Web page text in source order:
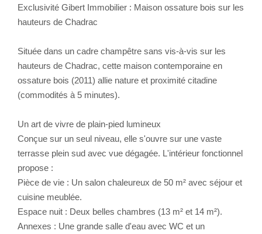
Newsletters
CONTACT
Exclusivité Gibert Immobilier : Maison ossature bois sur les
hauteurs de Chadrac
Située dans un cadre champêtre sans vis-à-vis sur les
hauteurs de Chadrac, cette maison contemporaine en
ossature bois (2011) allie nature et proximité citadine
(commodités à 5 minutes).
Un art de vivre de plain-pied lumineux
Conçue sur un seul niveau, elle s'ouvre sur une vaste
terrasse plein sud avec vue dégagée. L'intérieur fonctionnel
propose :
Pièce de vie : Un salon chaleureux de 50 m² avec séjour et
cuisine meublée.
Espace nuit : Deux belles chambres (13 m² et 14 m²).
Annexes : Une grande salle d'eau avec WC et un